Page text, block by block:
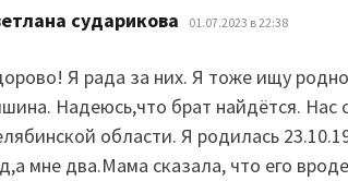
сударикова 01.07.2023 в 22:38
Я рада за них. Я тоже ищу
Надеюсь,что брат найдётся.
области. Я родилась
мне два.Мама сказала, что его